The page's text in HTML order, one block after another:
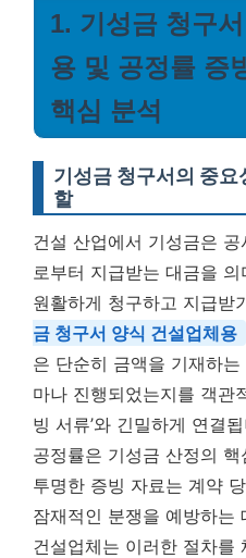
1. 기성금 청구
용 및 공정률 증
핵심 분석
기성금 청구서의 중요
할
건설 산업에서 기성금은
로부터 지급받는 대금을
원활하게 청구하고 지급받
금 청구서 양식 건설업체용
은 단순히 금액을 기재하
마나 진행되었는지를 객관
빙 서류’와 긴밀하게 연결
공정률은 기성금 산정의
투명한 증빙 자료는 계약
잠재적인 분쟁을 예방하는
건설업체는 이러한 절차를